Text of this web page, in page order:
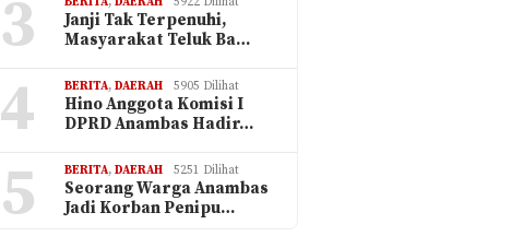
3
Janji Tak Terpenuhi,
Masyarakat Teluk Ba…
4 BERITA,DAERAH 5905 Dilihat
Hino Anggota Komisi I
DPRD Anambas Hadir…
5 BERITA,DAERAH 5251 Dilihat
Seorang Warga Anambas
Jadi Korban Penipu…